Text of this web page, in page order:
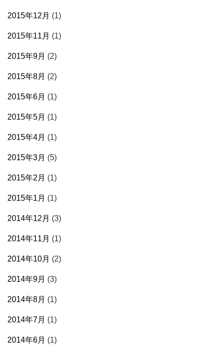
2015年12月 (1)
2015年11月 (1)
2015年9月 (2)
2015年8月 (2)
2015年6月 (1)
2015年5月 (1)
2015年4月 (1)
2015年3月 (5)
2015年2月 (1)
2015年1月 (1)
2014年12月 (3)
2014年11月 (1)
2014年10月 (2)
2014年9月 (3)
2014年8月 (1)
2014年7月 (1)
2014年6月 (1)